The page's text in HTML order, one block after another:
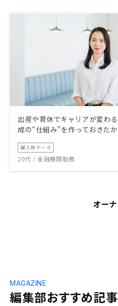
出産や育休でキャリアが変わ
成の“仕組み”を作っておきたか
購入時データ
20代 / 金融機関勤務
オー
編集部おすすめ記事
MAGAZINE